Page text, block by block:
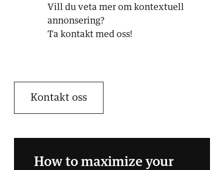
Vill du veta mer om kontextuell
annonsering?
Ta kontakt med oss!
Kontakt oss
How to maximize your